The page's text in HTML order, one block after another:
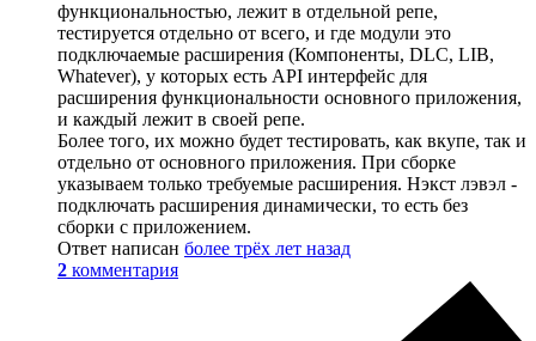
функциональностью, лежит в отдельной репе,
тестируется отдельно от всего, и где модули это
подключаемые расширения (Компоненты, DLC, LIB,
Whatever), у которых есть API интерфейс для
расширения функциональности основного приложения,
и каждый лежит в своей репе.
Более того, их можно будет тестировать, как вкупе, так и
отдельно от основного приложения. При сборке
указываем только требуемые расширения. Нэкст лэвэл -
подключать расширения динамически, то есть без
сборки с приложением.
Ответ написан более трёх лет назад
2 комментария